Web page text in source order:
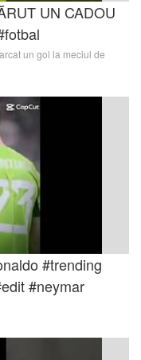
UN CADOU
un gol la meciul de
#trending
#neymar